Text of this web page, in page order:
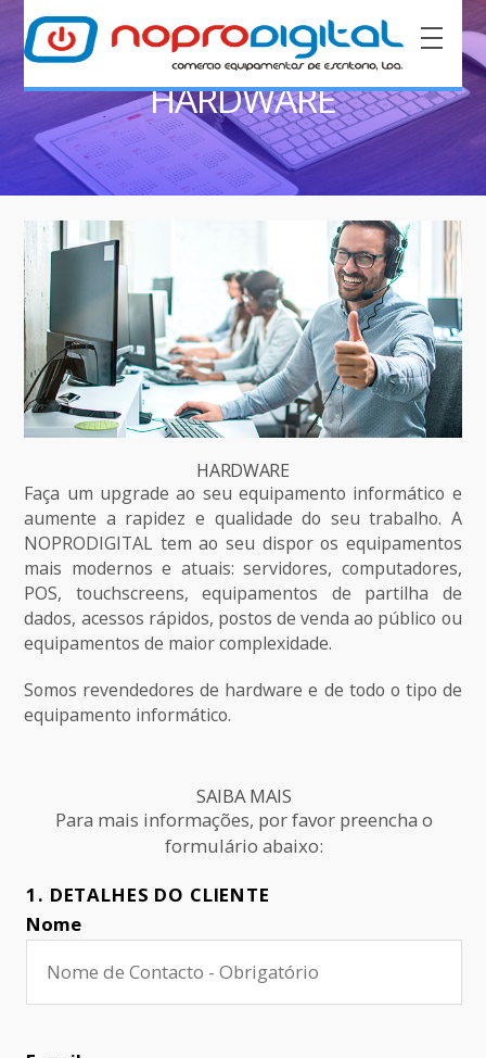
HARDWARE
HARDWARE
Faça um upgrade ao seu equipamento informático e
aumente a rapidez e qualidade do seu trabalho. A
NOPRODIGITAL tem ao seu dispor os equipamentos
mais modernos e atuais: servidores, computadores,
POS, touchscreens, equipamentos de partilha de
dados, acessos rápidos, postos de venda ao público ou
equipamentos de maior complexidade.
Somos revendedores de hardware e de todo o tipo de
equipamento informático.
SAIBA MAIS
Para mais informações, por favor preencha o
formulário abaixo:
1. DETALHES DO CLIENTE
Nome